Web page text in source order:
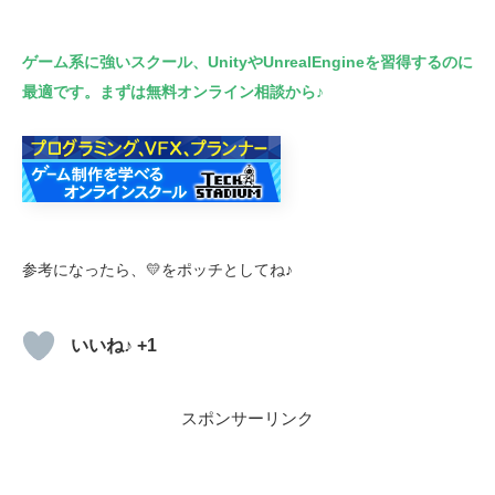
ゲーム系に強いスクール、UnityやUnrealEngineを習得するのに
最適です。まずは無料オンライン相談から♪
参考になったら、💛をポッチとしてね♪
いいね♪ +1
スポンサーリンク